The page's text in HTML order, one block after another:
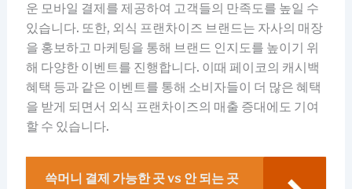
운 모바일 결제를 제공하여 고객들의 만족도를 높일 수
있습니다. 또한, 외식 프랜차이즈 브랜드는 자사의 매장
을 홍보하고 마케팅을 통해 브랜드 인지도를 높이기 위
해 다양한 이벤트를 진행합니다. 이때 페이코의 캐시백
혜택 등과 같은 이벤트를 통해 소비자들이 더 많은 혜택
을 받게 되면서 외식 프랜차이즈의 매출 증대에도 기여
할 수 있습니다.
쓱머니 결제 가능한 곳 vs 안 되는 곳